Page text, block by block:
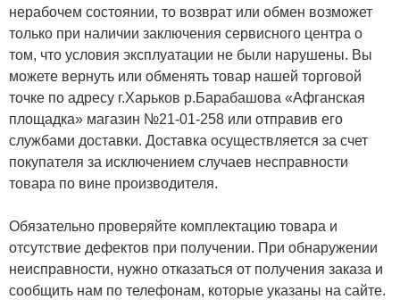
нерабочем состоянии, то возврат или обмен возможет
только при наличии заключения сервисного центра о
том, что условия эксплуатации не были нарушены. Вы
можете вернуть или обменять товар нашей торговой
точке по адресу г.Харьков р.Барабашова «Афганская
площадка» магазин №21-01-258 или отправив его
службами доставки. Доставка осуществляется за счет
покупателя за исключением случаев несправности
товара по вине производителя.
Обязательно проверяйте комплектацию товара и
отсутствие дефектов при получении. При обнаружении
неисправности, нужно отказаться от получения заказа и
сообщить нам по телефонам, которые указаны на сайте.